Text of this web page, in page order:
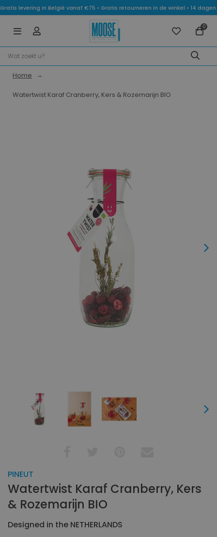
Gratis levering in België vanaf €75 • Gratis retourneren in de winkel • 14
0
Home
Watertwist Karaf Cranberry, Kers & Rozemarijn BIO
Next
Next
PINEUT
Watertwist Karaf Cranberry, Kers
& Rozemarijn BIO
Designed in the NETHERLANDS